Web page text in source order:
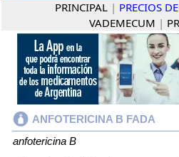
PRINCIPAL | PRECIOS
VADEMECUM |
ANFOTERICINA B FADA
anfotericina B